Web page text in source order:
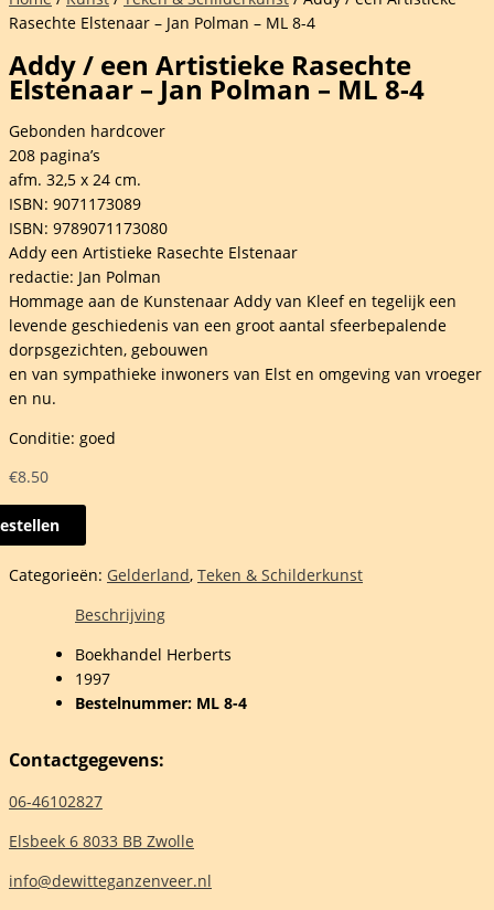
Rasechte Elstenaar – Jan Polman – ML 8-4
Addy / een Artistieke Rasechte
Elstenaar – Jan Polman – ML 8-4
Gebonden hardcover
208 pagina’s
afm. 32,5 x 24 cm.
ISBN: 9071173089
ISBN: 9789071173080
Addy een Artistieke Rasechte Elstenaar
redactie: Jan Polman
Hommage aan de Kunstenaar Addy van Kleef en tegelijk een
levende geschiedenis van een groot aantal sfeerbepalende
dorpsgezichten, gebouwen
en van sympathieke inwoners van Elst en omgeving van vroeger
en nu.
Conditie: goed
€8.50
Categorieën: Gelderland, Teken & Schilderkunst
Beschrijving
Boekhandel Herberts
1997
Bestelnummer: ML 8-4
Contactgegevens:
06-46102827
Elsbeek 6 8033 BB Zwolle
info@dewitteganzenveer.nl